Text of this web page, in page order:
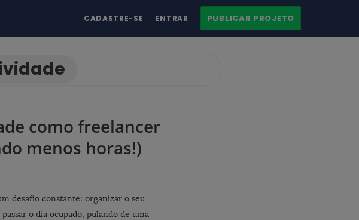
CADASTRE-SE ENTRAR PUBLICAR PROJETO
como freelancer
menos horas!)
desafio constante: organizar o seu
o dia ocupado, pulando de uma